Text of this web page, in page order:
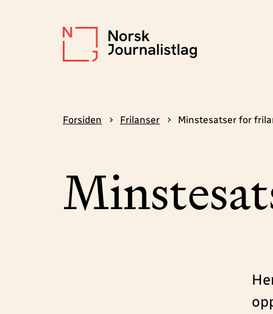
Forsiden Frilanser Minstesatser for